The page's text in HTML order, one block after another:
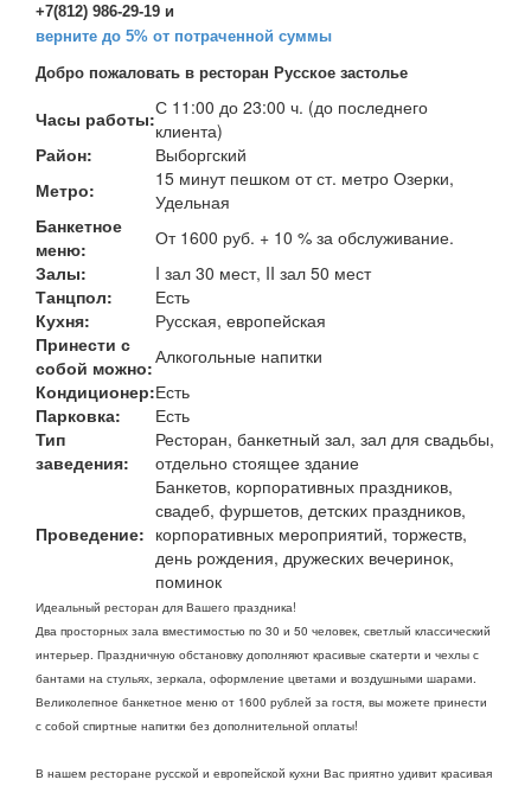
+7(812) 986-29-19 и
верните до 5% от потраченной суммы
Добро пожаловать в ресторан Русское застолье
Часы работы:С 11:00 до 23:00 ч. (до последнего
клиента)
Район:
Выборгский
Метро:
15 минут пешком от ст. метро Озерки,
Удельная
Банкетное
меню:
От 1600 руб. + 10 % за обслуживание.
Залы:
I зал 30 мест, II зал 50 мест
Танцпол:
Есть
Кухня:
Русская, европейская
Принести с
собой можно:Алкогольные напитки
Кондиционер:Есть
Парковка:
Есть
Тип
заведения:
Ресторан, банкетный зал, зал для свадьбы,
отдельно стоящее здание
Проведение:
Банкетов, корпоративных праздников,
свадеб, фуршетов, детских праздников,
корпоративных мероприятий, торжеств,
день рождения, дружеских вечеринок,
поминок
Идеальный ресторан для Вашего праздника!
Два просторных зала вместимостью по 30 и 50 человек, светлый классический
интерьер. Праздничную обстановку дополняют красивые скатерти и чехлы с
бантами на стульях, зеркала, оформление цветами и воздушными шарами.
Великолепное банкетное меню от 1600 рублей за гостя, вы можете принести
с собой спиртные напитки без дополнительной оплаты!
В нашем ресторане русской и европейской кухни Вас приятно удивит красивая